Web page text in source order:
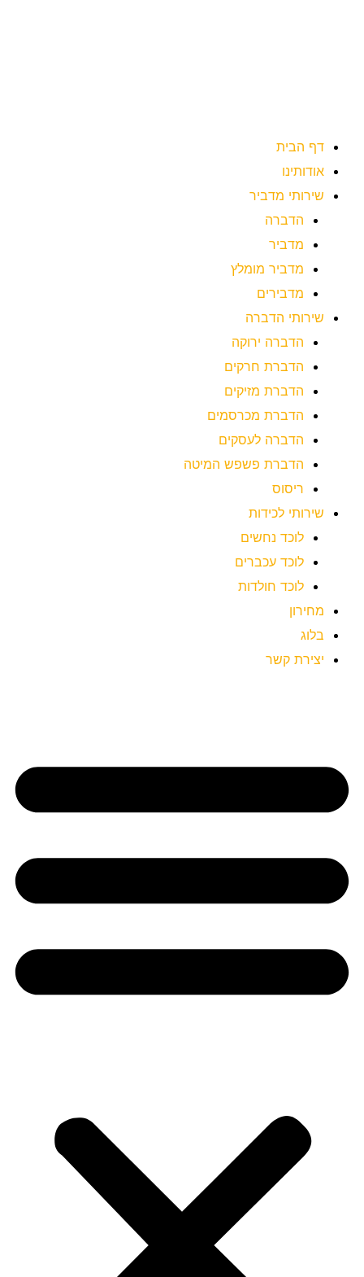
דף הבית
אודותינו
שירותי מדביר
הדברה
מדביר
מדביר מומלץ
מדבירים
שירותי הדברה
הדברה ירוקה
הדברת חרקים
הדברת מזיקים
הדברת מכרסמים
הדברה לעסקים
הדברת פשפש המיטה
ריסוס
שירותי לכידות
לוכד נחשים
לוכד עכברים
לוכד חולדות
מחירון
בלוג
יצירת קשר